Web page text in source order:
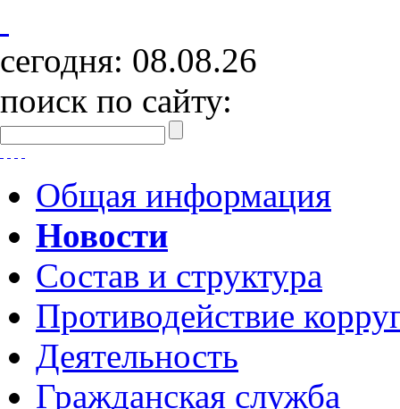
сегодня: 08.08.26
поиск по сайту:
Общая информация
Новости
Состав и структура
Противодействие
Деятельность
Гражданская служба